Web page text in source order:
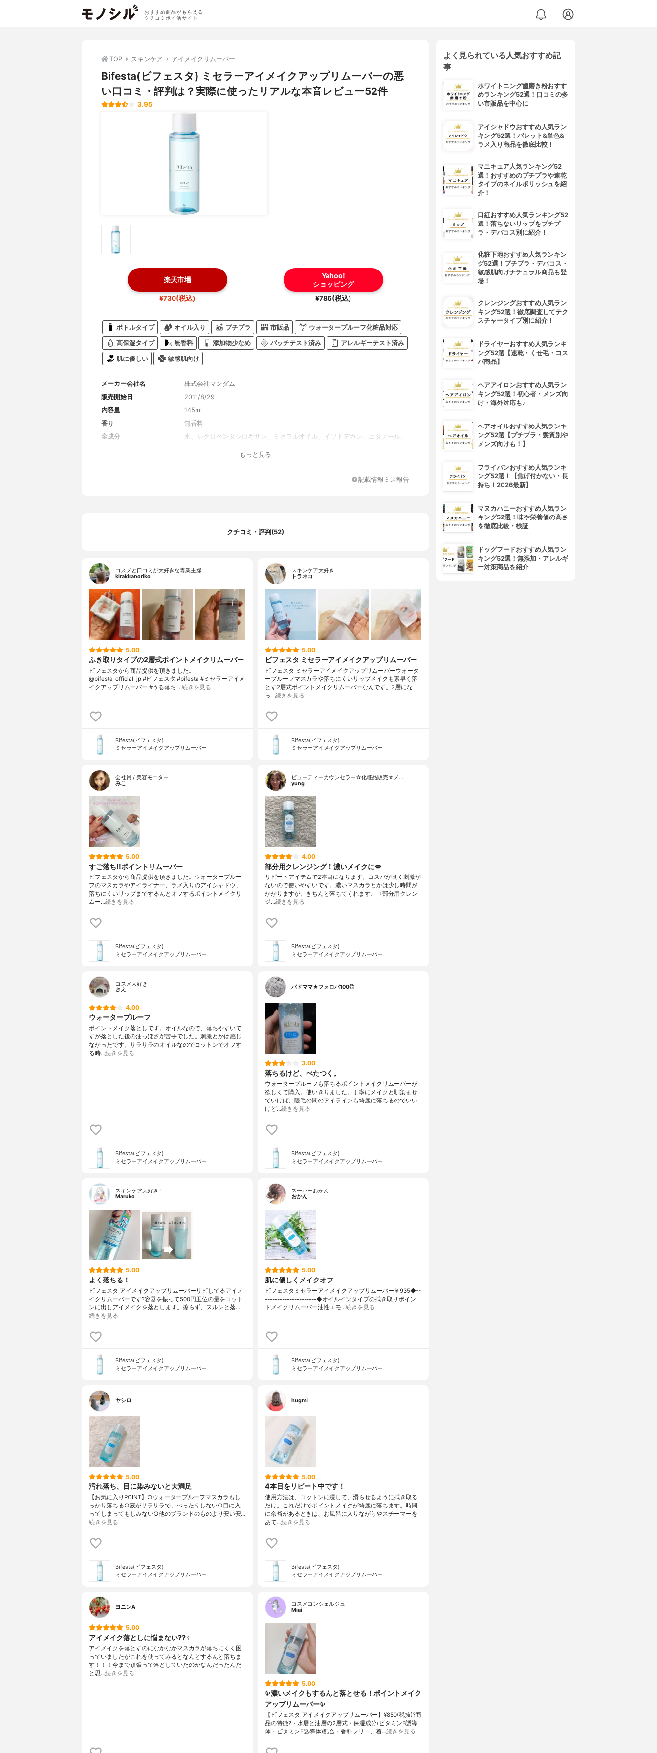
おすすめ商品がもらえる
クチコミポイ活サイト
TOP スキンケア アイメイクリムーバー
Bifesta(ビフェスタ) ミセラーアイメイクアップリムーバーの悪
い口コミ・評判は？実際に使ったリアルな本音レビュー52件
3.95
楽天市場
¥730(税込)
Yahoo!
ショッピング
¥786(税込)
ボトルタイプ オイル入り プチプラ 市販品 ウォータープルーフ化粧品対応
高保湿タイプ 無香料 添加物少なめ パッチテスト済み アレルギーテスト済み
肌に優しい 敏感肌向け
メーカー会社名
株式会社マンダム
販売開始日
2011/8/29
内容量
145ml
香り
無香料
全成分
水、シクロペンタシロキサン、ミネラルオイル、イソドデカン、エタノール、
０、塩化Ｎａ、ＰＰＧ－２－デセス－７、ココイルアルギニンエチルＰＣＡ、
もっと見る
記載情報ミス報告
クチコミ・評判(52)
コスメと口コミが大好きな専業主婦
kirakiranoriko
5.00
ふき取りタイプの2層式ポイントメイクリムーバー
ビフェスタから商品提供を頂きました。
@bifesta_official_jp #ビフェスタ #bifesta #ミセラーアイメ
イクアップリムーバー #うる落ち …続きを見る
Bifesta(ビフェスタ)
ミセラーアイメイクアップリムーバー
スキンケア大好き
トラネコ
5.00
ビフェスタ ミセラーアイメイクアップリムーバー
ビフェスタ ミセラーアイメイクアップリムーバーウォータ
ープルーフマスカラや落ちにくいリップメイクも素早く落
とす2層式ポイントメイクリムーバーなんです。2層にな
っ…続きを見る
Bifesta(ビフェスタ)
ミセラーアイメイクアップリムーバー
会社員 / 美容モニター
みこ
5.00
すご落ち!!ポイントリムーバー
ビフェスタから商品提供を頂きました。ウォータープルー
フのマスカラやアイライナー、ラメ入りのアイシャドウ、
落ちにくいリップまでするんとオフするポイントメイクリ
ムー…続きを見る
Bifesta(ビフェスタ)
ミセラーアイメイクアップリムーバー
ビューティーカウンセラー☆化粧品販売☆メ…
yung
4.00
部分用クレンジング！濃いメイクに💋
リピートアイテムで2本目になります。コスパが良く刺激が
ないので使いやすいです。濃いマスカラとかは少し時間が
かかりますが、きちんと落ちてくれます。〈部分用クレン
ジ…続きを見る
Bifesta(ビフェスタ)
ミセラーアイメイクアップリムーバー
コスメ大好き
さえ
4.00
ウォータープルーフ
ポイントメイク落としです。オイルなので、落ちやすいで
すが落とした後の油っぽさが苦手でした。刺激とかは感じ
なかったです。サラサラのオイルなのでコットンでオフす
る時…続きを見る
Bifesta(ビフェスタ)
ミセラーアイメイクアップリムーバー
バドママ★フォロバ100◎
3.00
落ちるけど、べたつく。
ウォータープルーフも落ちるポイントメイクリムーバーが
欲しくて購入。使いきりました。丁寧にメイクと馴染ませ
ていけば、睫毛の間のアイラインも綺麗に落ちるのでいい
けど…続きを見る
Bifesta(ビフェスタ)
ミセラーアイメイクアップリムーバー
スキンケア大好き！
Maruko
5.00
よく落ちる！
ビフェスタ アイメイクアップリムーバーリピしてるアイメ
イクリムーバーです?容器を振って500円玉位の量をコット
ンに出しアイメイクを落とします。擦らず、スルンと落…
続きを見る
Bifesta(ビフェスタ)
ミセラーアイメイクアップリムーバー
スーパーおかん
おかん
5.00
肌に優しくメイクオフ
ビフェスタミセラーアイメイクアップリムーバー￥935◆--
---------------------◆オイルインタイプの拭き取りポイン
トメイクリムーバー油性エモ…続きを見る
Bifesta(ビフェスタ)
ミセラーアイメイクアップリムーバー
ヤシロ
5.00
汚れ落ち、目に染みないと大満足
【お気に入りPOINT】○ウォータープルーフマスカラもし
っかり落ちる○液がサラサラで、べったりしない○目に入
ってしまってもしみない○他のブランドのものより安い安…
続きを見る
Bifesta(ビフェスタ)
ミセラーアイメイクアップリムーバー
hugmi
5.00
4本目をリピート中です！
使用方法は、コットンに浸して、滑らせるように拭き取る
だけ。これだけでポイントメイクが綺麗に落ちます。時間
に余裕があるときは、お風呂に入りながらやスチーマーを
あて…続きを見る
Bifesta(ビフェスタ)
ミセラーアイメイクアップリムーバー
ヨニンA
5.00
アイメイク落としに悩まない??‍♀️
アイメイクを落とすのになかなかマスカラが落ちにくく困
っていましたがこれを使ってみるとなんとするんと落ちま
す！！！今まで頑張って落としていたのがなんだったんだ
と思…続きを見る
コスメコンシェルジュ
Miai
5.00
✨濃いメイクもするんと落とせる！ポイントメイク
アップリムーバー✨
【ビフェスタ アイメイクアップリムーバー】¥850(税抜)?商
品の特徴?・水層と油層の2層式・保湿成分(ビタミンB誘導
体・ビタミンE誘導体)配合・香料フリー、着…続きを見る
よく見られている人気おすすめ記
事
ホワイトニング歯磨き粉おすす
めランキング52選！口コミの多
い市販品を中心に
アイシャドウおすすめ人気ラン
キング52選！パレット&単色&
ラメ入り商品を徹底比較！
マニキュア人気ランキング52
選！おすすめのプチプラや速乾
タイプのネイルポリッシュを紹
介！
口紅おすすめ人気ランキング52
選！落ちないリップをプチプ
ラ・デパコス別に紹介！
化粧下地おすすめ人気ランキン
グ52選！プチプラ・デパコス・
敏感肌向けナチュラル商品も登
場！
クレンジングおすすめ人気ラン
キング52選！徹底調査してテク
スチャータイプ別に紹介！
ドライヤーおすすめ人気ランキ
ング52選【速乾・くせ毛・コス
パ商品】
ヘアアイロンおすすめ人気ラン
キング52選！初心者・メンズ向
け・海外対応も♪
ヘアオイルおすすめ人気ランキ
ング52選【プチプラ・髪質別や
メンズ向けも！】
フライパンおすすめ人気ランキ
ング52選！【焦げ付かない・長
持ち！2026最新】
マヌカハニーおすすめ人気ラン
キング52選！味や栄養価の高さ
を徹底比較・検証
ドッグフードおすすめ人気ラン
キング52選！無添加・アレルギ
ー対策商品を紹介